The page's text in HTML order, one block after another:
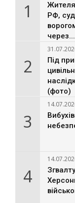
1
РФ,
через...
2
Під
(фото)
3
4